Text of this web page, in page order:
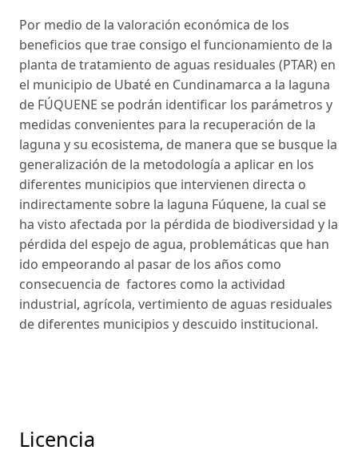
Por medio de la valoración económica de los
beneficios que trae consigo el funcionamiento de la
planta de tratamiento de aguas residuales (PTAR) en
el municipio de Ubaté en Cundinamarca a la laguna
de FÚQUENE se podrán identificar los parámetros y
medidas convenientes para la recuperación de la
laguna y su ecosistema, de manera que se busque la
generalización de la metodología a aplicar en los
diferentes municipios que intervienen directa o
indirectamente sobre la laguna Fúquene, la cual se
ha visto afectada por la pérdida de biodiversidad y la
pérdida del espejo de agua, problemáticas que han
ido empeorando al pasar de los años como
consecuencia de factores como la actividad
industrial, agrícola, vertimiento de aguas residuales
de diferentes municipios y descuido institucional.
Licencia